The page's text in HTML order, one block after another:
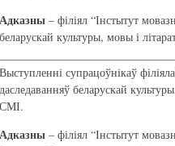
Адказны – філіял “Інстытут
беларускай культуры, мовы і
Выступленні супрацоўнікаў
даследаванняў беларускай
СМІ.
Адказны – філіял “Інстытут